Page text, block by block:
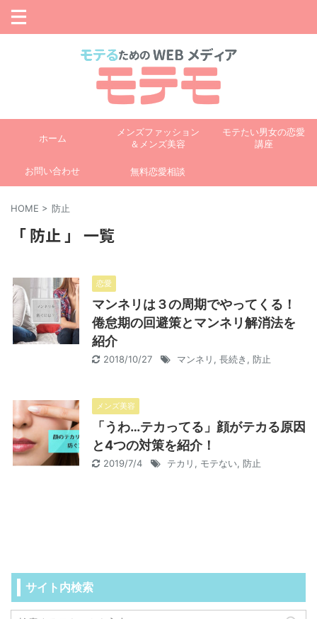
ホーム
メンズファッション
＆メンズ美容
モテたい男女の恋愛
講座
お問い合わせ 無料恋愛相談
HOME > 防止
「 防止 」 一覧
恋愛
マンネリは３の周期でやってくる！
倦怠期の回避策とマンネリ解消法を
紹介
2018/10/27 マンネリ , 長続き , 防止
メンズ美容
「うわ…テカってる」顔がテカる原因
と4つの対策を紹介！
2019/7/4 テカリ , モテない, 防止
サイト内検索